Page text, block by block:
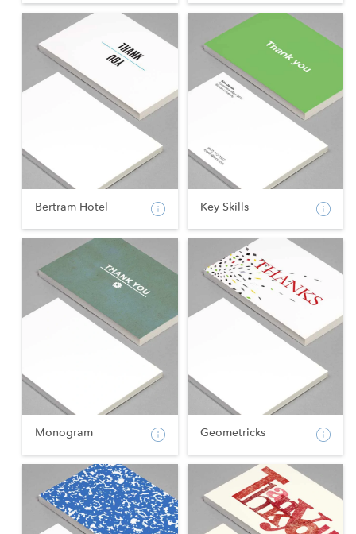
Bertram Hotel Key Skills
Monogram Geometricks